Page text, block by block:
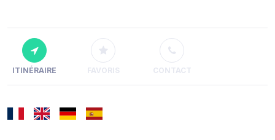
ITINÉRAIRE FAVORIS CONTACT